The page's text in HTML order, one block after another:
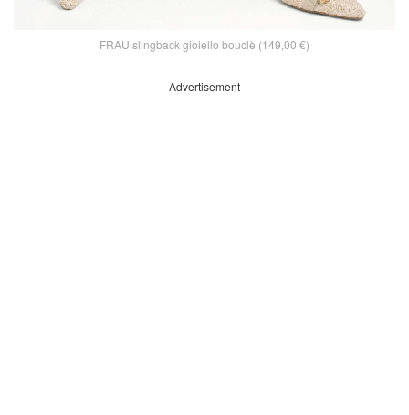
FRAU slingback gioiello bouclè (149,00 €)
Advertisement